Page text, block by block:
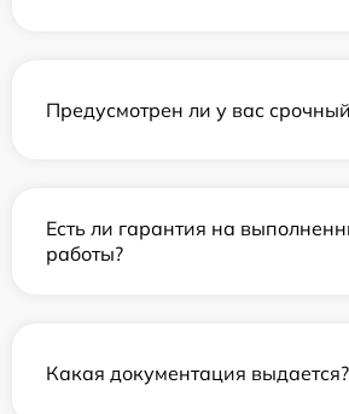
Предусмотрен ли у вас
Есть ли гарантия на
работы?
Какая документация выдается?